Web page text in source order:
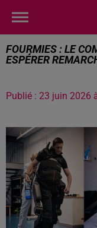
FOURMIES : LE
ESPÉRER
Publié : 23 juin 2026